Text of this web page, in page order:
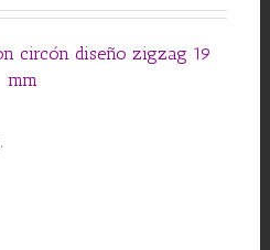
circón diseño zigzag 19
mm